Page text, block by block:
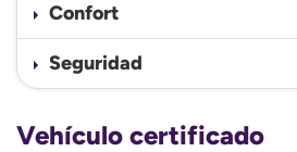
Confort
Seguridad
Vehículo certificado